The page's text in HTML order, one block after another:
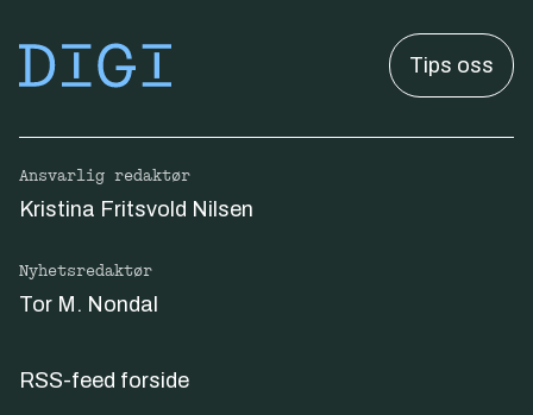
Tips oss
Ansvarlig redaktør
Kristina Fritsvold Nilsen
Nyhetsredaktør
Tor M. Nondal
RSS-feed forside